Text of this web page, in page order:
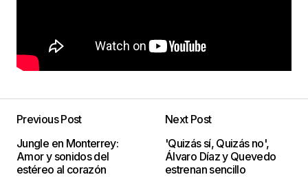
Previous Post
Jungle en Monterrey:
Amor y sonidos del
estéreo al corazón
Next Post
'Quizás sí, Quizás no',
Álvaro Díaz y Quevedo
estrenan sencillo